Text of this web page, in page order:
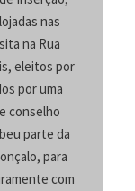
nas
na Rua
eleitos por
por uma
conselho
parte da
para
com